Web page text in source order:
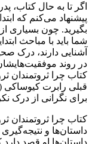
اگر تا به حال کتاب،
پیشنهاد می‌کنم که
بگیرید. چون بسیاری
شما باید با مباحث
آشنایی دارند، درک
در روند
کتاب چرا ثروتمندان
برای نگرانی از درک
کتاب چرا ثروتمندان
داستان‌ها و
داستان‌ها او قصد